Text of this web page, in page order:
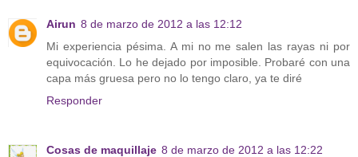
Airun 8 de marzo de 2012 a las 12:12
Mi experiencia pésima. A mi no me salen las rayas ni por
equivocación. Lo he dejado por imposible. Probaré con una
capa más gruesa pero no lo tengo claro, ya te diré
Responder
Cosas de maquillaje 8 de marzo de 2012 a las 12:22